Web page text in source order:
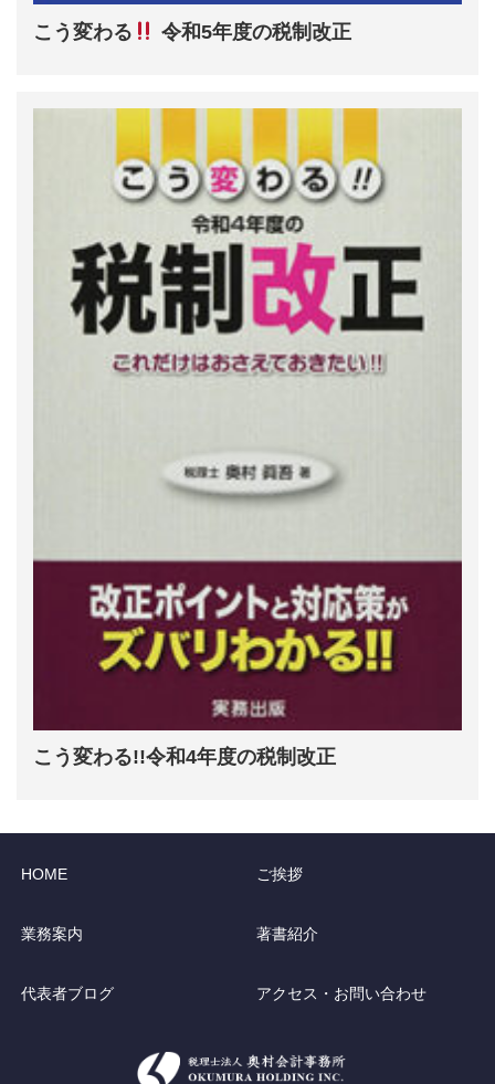
こう変わる 令和5年度の税制改正
こう変わる!!令和4年度の税制改正
HOME ご挨拶
業務案内 著書紹介
代表者ブログ アクセス・お問い合わせ